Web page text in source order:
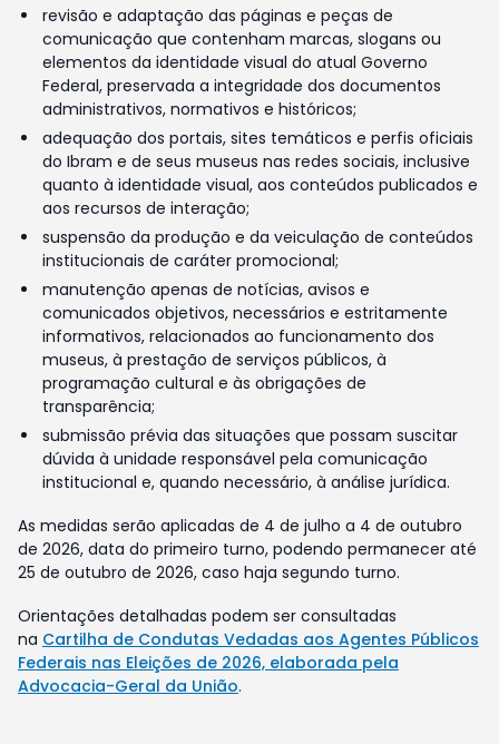
revisão e adaptação das páginas e peças de
comunicação que contenham marcas, slogans ou
elementos da identidade visual do atual Governo
Federal, preservada a integridade dos documentos
administrativos, normativos e históricos;
adequação dos portais, sites temáticos e perfis oficiais
do Ibram e de seus museus nas redes sociais, inclusive
quanto à identidade visual, aos conteúdos publicados e
aos recursos de interação;
suspensão da produção e da veiculação de conteúdos
institucionais de caráter promocional;
manutenção apenas de notícias, avisos e
comunicados objetivos, necessários e estritamente
informativos, relacionados ao funcionamento dos
museus, à prestação de serviços públicos, à
programação cultural e às obrigações de
transparência;
submissão prévia das situações que possam suscitar
dúvida à unidade responsável pela comunicação
institucional e, quando necessário, à análise jurídica.
As medidas serão aplicadas de 4 de julho a 4 de outubro
de 2026, data do primeiro turno, podendo permanecer até
25 de outubro de 2026, caso haja segundo turno.
Orientações detalhadas podem ser consultadas
na Cartilha de Condutas Vedadas aos Agentes Públicos
Federais nas Eleições de 2026, elaborada pela
Advocacia-Geral da União.